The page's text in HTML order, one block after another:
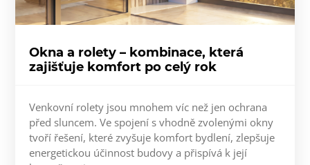
Okna a rolety – kombinace, která
zajišťuje komfort po celý rok
Venkovní rolety jsou mnohem víc než jen ochrana
před sluncem. Ve spojení s vhodně zvolenými okny
tvoří řešení, které zvyšuje komfort bydlení, zlepšuje
energetickou účinnost budovy a přispívá k její